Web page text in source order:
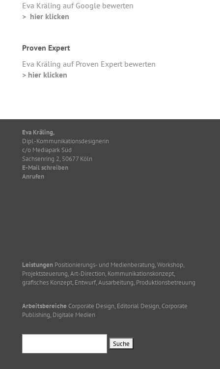
Eva Kräling auf Google bewerten
> hier klicken
Proven Expert
Eva Kräling auf Proven Expert bewerten
> hier klicken
Eva Kräling,
Dipl.-Kommunikationsdesignerin
c/o Mediapark Süd
Sachsenring 2, 50677 Köln
E-Mail schreiben
Anrufen
LeistungenPositionierungs- und Medienberatung, Workshop,
Projektsteuerung, Art-Direction, Kommunikationskonzept,
grafisches Konzept, Entwurf, Ausarbeitung, Produktionsbetreuung
Arbeitsbereiche Corporate Design, Editorial Design, Corporate
Publishing, Digitale Medien